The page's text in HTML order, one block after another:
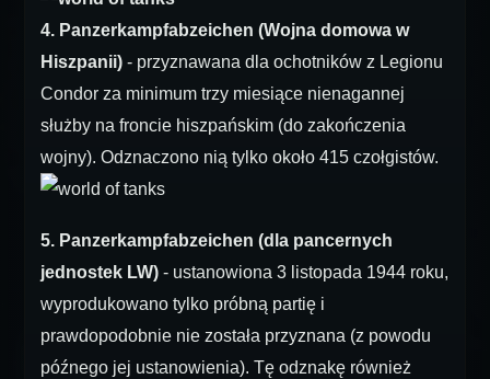
4. Panzerkampfabzeichen (Wojna domowa w
Hiszpanii) - przyznawana dla ochotników z Legionu
Condor za minimum trzy miesiące nienagannej
służby na froncie hiszpańskim (do zakończenia
wojny). Odznaczono nią tylko około 415 czołgistów.
5. Panzerkampfabzeichen (dla pancernych
jednostek LW) - ustanowiona 3 listopada 1944 roku,
wyprodukowano tylko próbną partię i
prawdopodobnie nie została przyznana (z powodu
późnego jej ustanowienia). Tę odznakę również